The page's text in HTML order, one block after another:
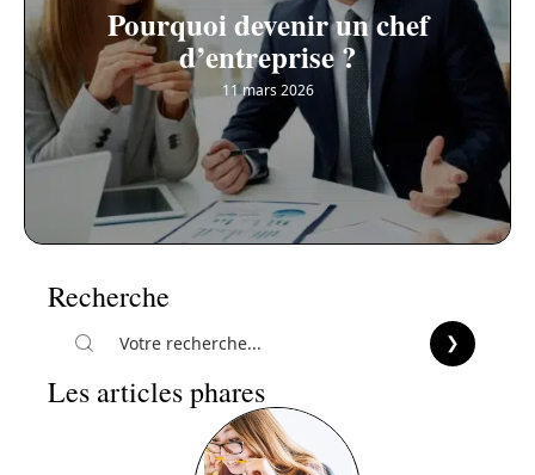
Pourquoi devenir un chef
d’entreprise ?
11 mars 2026
Recherche
Les articles phares